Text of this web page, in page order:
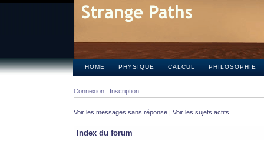
HOME PHYSIQUE CALCUL PHILOSOPHIE
Connexion Inscription
Voir les messages sans réponse | Voir les sujets actifs
Index du forum